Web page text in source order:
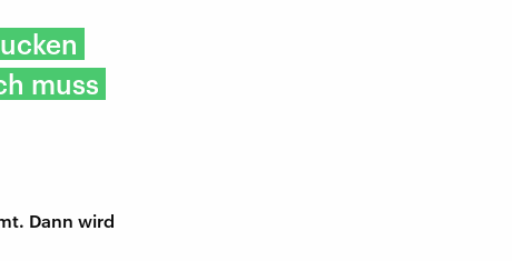
muss
Dann wird